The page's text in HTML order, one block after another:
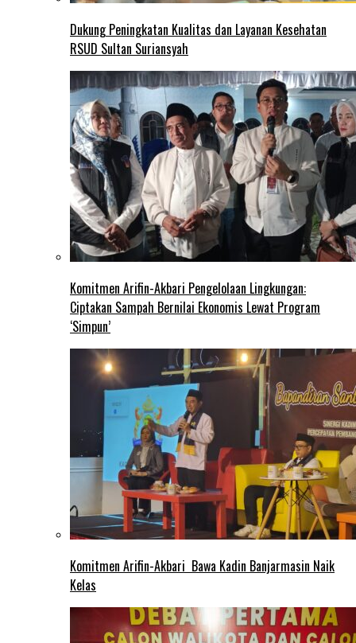
Dukung Peningkatan Kualitas dan Layanan Kesehatan
RSUD Sultan Suriansyah
Komitmen Arifin-Akbari Pengelolaan Lingkungan:
Ciptakan Sampah Bernilai Ekonomis Lewat Program
‘Simpun’
Komitmen Arifin-Akbari Bawa Kadin Banjarmasin Naik
Kelas